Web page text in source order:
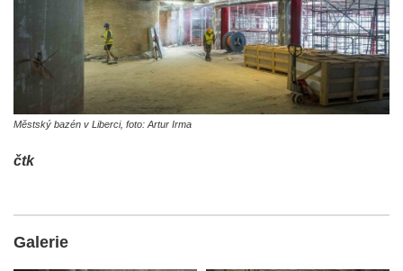
Městský bazén v Liberci, foto: Artur Irma
čtk
Galerie